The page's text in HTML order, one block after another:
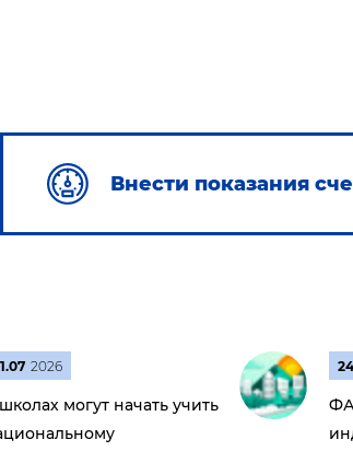
Внести показания
2026
могут начать учить